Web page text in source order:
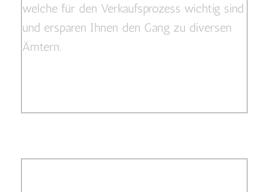
welche für den Verkaufsprozess wichtig sind
und ersparen Ihnen den Gang zu diversen
Ämtern.